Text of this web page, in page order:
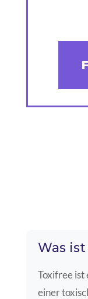
Was
Toxifree ist
einer